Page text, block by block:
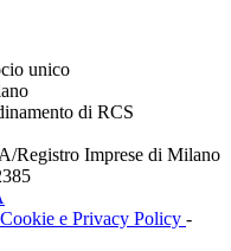
unico
di RCS
Registro Imprese di Milano
Cookie e Privacy Policy -